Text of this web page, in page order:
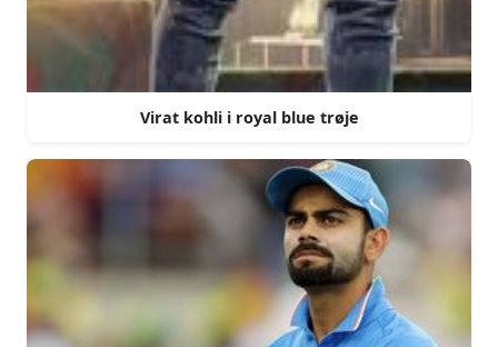
Virat kohli i royal blue trøje